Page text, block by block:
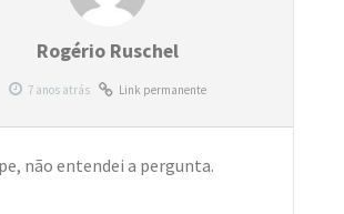
Rogério Ruschel
Link permanente
não entendei a pergunta.